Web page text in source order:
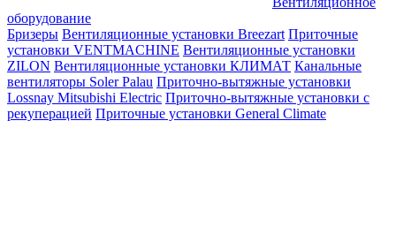
оборудование
Бризеры Вентиляционные установки Breezart Приточные
установки VENTMACHINE Вентиляционные установки
ZILON Вентиляционные установки КЛИМАТ Канальные
вентиляторы Soler Palau Приточно-вытяжные установки
Lossnay Mitsubishi Electric Приточно-вытяжные установки с
рекуперацией Приточные установки General Climate